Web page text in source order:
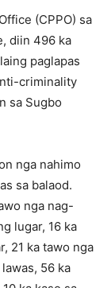
(CPPO) sa
diin 496 ka
paglapas
criminality
sa Sugbo
nga nahimo
sa balaod.
nga nag-
lugar, 16 ka
21 ka tawo nga
56 ka